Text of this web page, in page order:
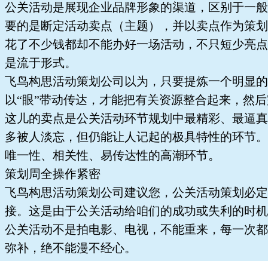
公关活动是展现企业品牌形象的渠道，区别于一
要的是断定活动卖点（主题），并以卖点作为策
花了不少钱都却不能办好一场活动，不只短少亮
是流于形式。
飞鸟构思活动策划公司以为，只要提炼一个明显
以“眼”带动传达，才能把有关资源整合起来，然
这儿的卖点是公关活动环节规划中最精彩、最逼
多被人淡忘，但仍能让人记起的极具特性的环节
唯一性、相关性、易传达性的高潮环节。
策划周全操作紧密
飞鸟构思活动策划公司建议您，公关活动策划必
接。这是由于公关活动给咱们的成功或失利的时
公关活动不是拍电影、电视，不能重来，每一次
弥补，绝不能漫不经心。